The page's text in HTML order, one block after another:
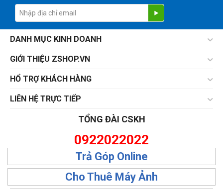
DANH MỤC KINH DOANH
GIỚI THIỆU ZSHOP.VN
HỔ TRỢ KHÁCH HÀNG
LIÊN HỆ TRỰC TIẾP
TỔNG ĐÀI CSKH
0922022022
Trả Góp Online
Cho Thuê Máy Ảnh